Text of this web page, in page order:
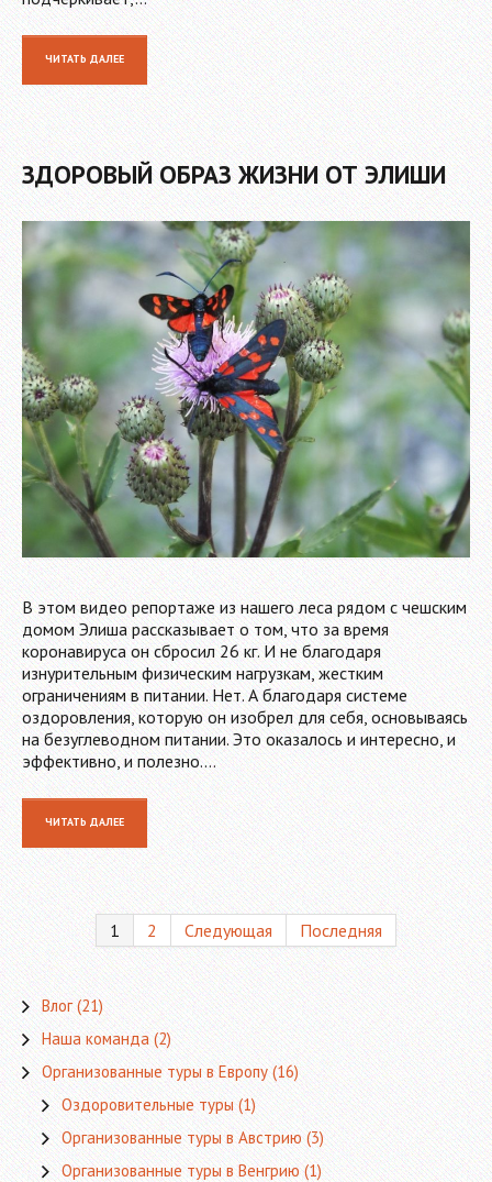
ЧИТАТЬ ДАЛЕЕ
ЗДОРОВЫЙ ОБРАЗ ЖИЗНИ ОТ ЭЛИШИ
В этом видео репортаже из нашего леса рядом с чешским
домом Элиша рассказывает о том, что за время
коронавируса он сбросил 26 кг. И не благодаря
изнурительным физическим нагрузкам, жестким
ограничениям в питании. Нет. А благодаря системе
оздоровления, которую он изобрел для себя, основываясь
на безуглеводном питании. Это оказалось и интересно, и
эффективно, и полезно.…
ЧИТАТЬ ДАЛЕЕ
1 2 Следующая Последняя
Влог(21)
Наша команда(2)
Организованные туры в Европу(16)
Оздоровительные туры(1)
Организованные туры в Австрию(3)
Организованные туры в Венгрию(1)